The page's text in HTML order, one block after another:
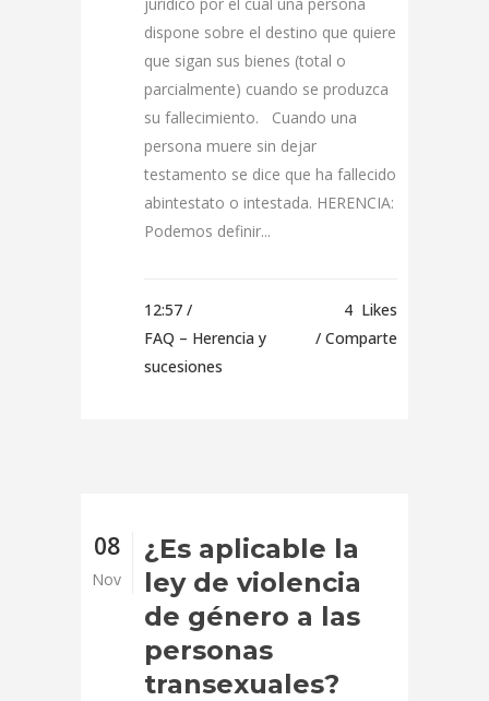
dispone sobre el destino que quiere
que sigan sus bienes (total o
parcialmente) cuando se produzca
su fallecimiento. Cuando una
persona muere sin dejar
testamento se dice que ha fallecido
abintestato o intestada. HERENCIA:
Podemos definir...
12:57 /
FAQ – Herencia y
sucesiones
4 Likes
Comparte
08
Nov
¿Es aplicable la
ley de violencia
de género a las
personas
transexuales?